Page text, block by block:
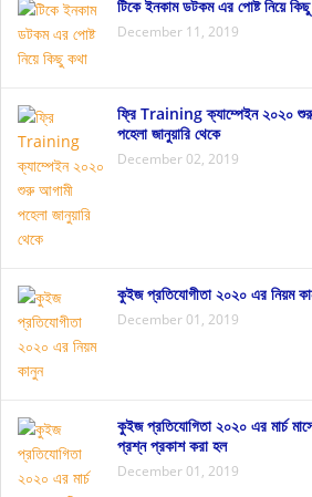
টিকে ইনকাম ডটকম এর পোষ্ট নিয়ে
December 11, 2019
ফ্রি Training ক্যাম্পেইন ২০২০
পহেলা জানুয়ারি থেকে
December 02, 2019
কুইজ প্রতিযোগীতা ২০২০ এর নিয়ম
December 01, 2019
কুইজ প্রতিযোগিতা ২০২০ এর মার্চ
প্রশ্ন প্রকাশ করা হল
December 01, 2019